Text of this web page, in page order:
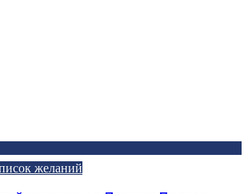
желаний